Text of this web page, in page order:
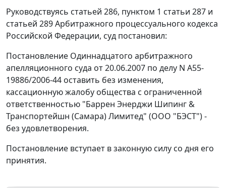
Руководствуясь статьей 286, пунктом 1 статьи 287 и
статьей 289Арбитражного процессуального кодекса
Российской Федерации, суд постановил:
Постановление Одиннадцатого арбитражного
апелляционного суда от 20.06.2007 по делу N А55-
19886/2006-44 оставить без изменения,
кассационную жалобу общества с ограниченной
ответственностью "Баррен Энерджи Шипинг &
Транспортейшн (Самара) Лимитед" (ООО "БЭСТ") -
без удовлетворения.
Постановление вступает в законную силу со дня его
принятия.